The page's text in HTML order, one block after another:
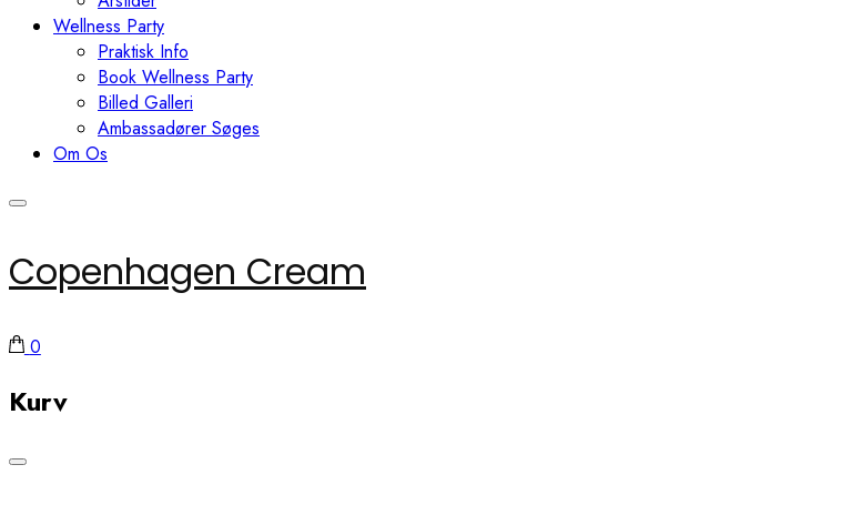
Wellness Party
Praktisk Info
Book Wellness Party
Billed Galleri
Ambassadører Søges
Om Os
Copenhagen Cream
0
Kurv